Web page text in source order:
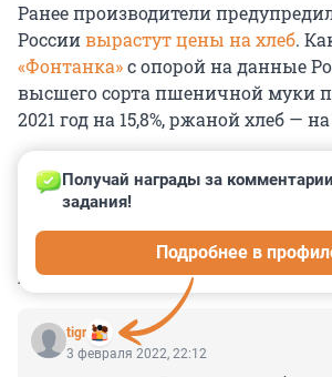
Ранее производители
Россиивырастут цены на хлеб.
«Фонтанка»с опорой на данные
высшего сорта пшеничной муки
2021 год на 15,8%, ржаной хлеб — на
КОММЕНТАРИИ 2
tigr
Получай награды за
задания!
Подробнее в
3 февраля 2022, 22:12